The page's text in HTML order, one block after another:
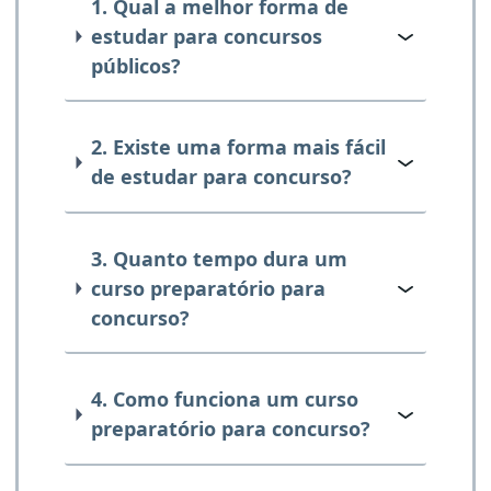
1. Qual a melhor forma de
estudar para concursos
públicos?
2. Existe uma forma mais fácil
de estudar para concurso?
3. Quanto tempo dura um
curso preparatório para
concurso?
4. Como funciona um curso
preparatório para concurso?